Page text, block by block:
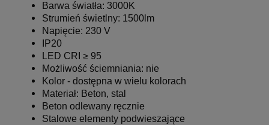
Barwa światła: 3000K
Strumień świetlny: 1500lm
Napięcie: 230 V
IP20
LED CRI ≥ 95
Możliwość ściemniania: nie
Kolor - dostępna w wielu kolorach
Materiał: Beton, stal
Beton odlewany ręcznie
Stalowe elementy podwieszające